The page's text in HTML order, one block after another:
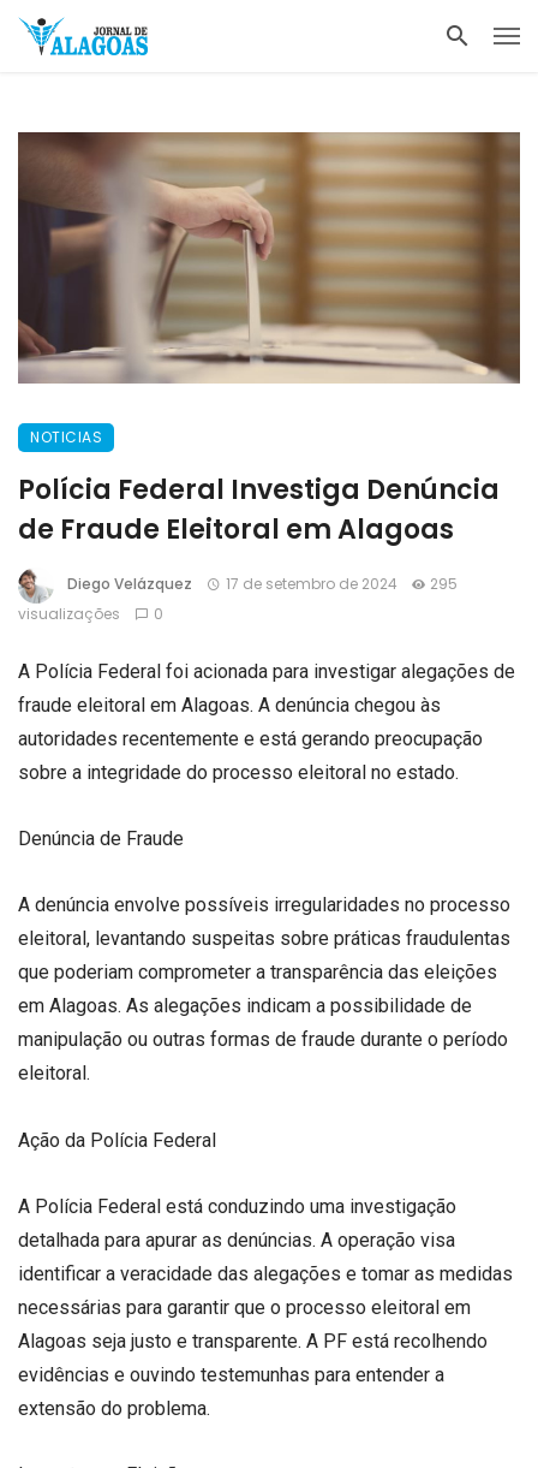
NOTICIAS
Polícia Federal Investiga Denúncia
de Fraude Eleitoral em Alagoas
Diego Velázquez 17 de setembro de 2024
295
visualizações
0
A Polícia Federal foi acionada para investigar alegações de
fraude eleitoral em Alagoas. A denúncia chegou às
autoridades recentemente e está gerando preocupação
sobre a integridade do processo eleitoral no estado.
Denúncia de Fraude
A denúncia envolve possíveis irregularidades no processo
eleitoral, levantando suspeitas sobre práticas fraudulentas
que poderiam comprometer a transparência das eleições
em Alagoas. As alegações indicam a possibilidade de
manipulação ou outras formas de fraude durante o período
eleitoral.
Ação da Polícia Federal
A Polícia Federal está conduzindo uma investigação
detalhada para apurar as denúncias. A operação visa
identificar a veracidade das alegações e tomar as medidas
necessárias para garantir que o processo eleitoral em
Alagoas seja justo e transparente. A PF está recolhendo
evidências e ouvindo testemunhas para entender a
extensão do problema.